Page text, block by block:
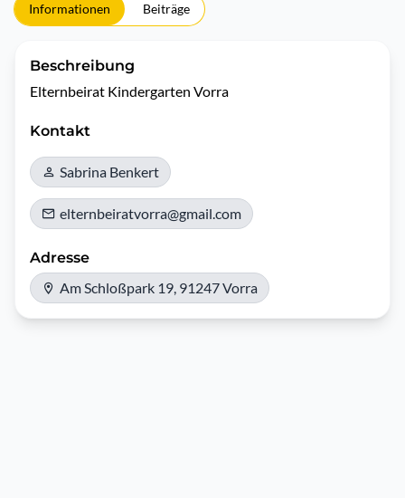
Informationen Beiträge
Beschreibung
Elternbeirat Kindergarten Vorra
Kontakt
Sabrina Benkert
elternbeiratvorra@gmail.com
Adresse
Am Schloßpark 19, 91247 Vorra